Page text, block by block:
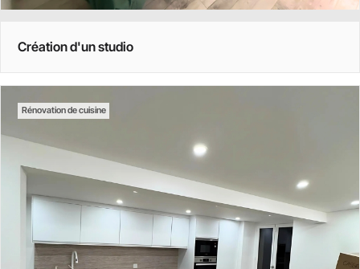
Création d'un studio
Rénovation de cuisine